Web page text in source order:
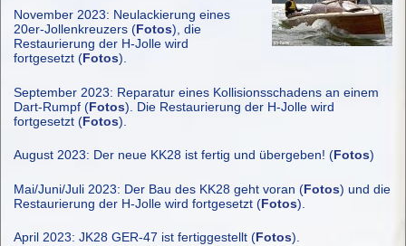
November 2023: Neulackierung eines
20er-Jollenkreuzers (Fotos), die
Restaurierung der H-Jolle wird
fortgesetzt (Fotos).
September 2023: Reparatur eines Kollisionsschadens an einem
Dart-Rumpf (Fotos). Die Restaurierung der H-Jolle wird
fortgesetzt (Fotos).
August 2023: Der neue KK28 ist fertig und übergeben! (Fotos)
Mai/Juni/Juli 2023: Der Bau des KK28 geht voran (Fotos) und die
Restaurierung der H-Jolle wird fortgesetzt (Fotos).
April 2023: JK28 GER-47 ist fertiggestellt (Fotos).